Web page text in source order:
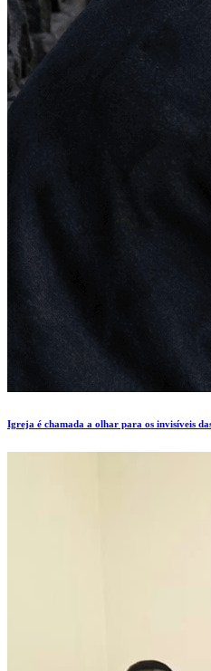
Igreja é chamada a olhar para os invisíveis